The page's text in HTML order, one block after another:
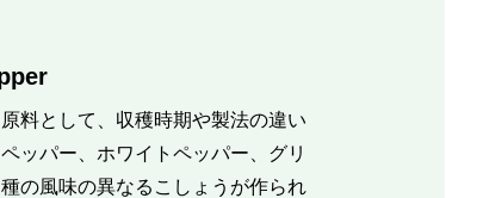
料として、収穫時期や製法の違い
ッパー、ホワイトペッパー、グリ
の風味の異なるこしょうが作られ